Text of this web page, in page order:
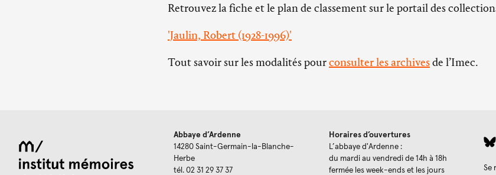
Retrouvez la fiche et le plan de classement sur le portail des
'Jaulin, Robert (1928-1996)'
Tout savoir sur les modalités pourconsulter les archivesde l’Imec.
Abbaye d’Ardenne
14280 Saint-Germain-la-Blanche-
Herbe
tél. 02 31 29 37 37
Horaires d’ouvertures
L’abbaye d'Ardenne :
du mardi au vendredi de 14h à 18h
fermée les week-ends et les jours
Se